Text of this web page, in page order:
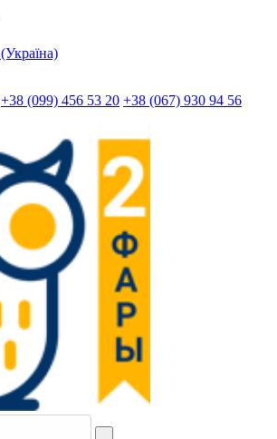
+38 (099) 456 53 20 +38 (067) 930 94 56